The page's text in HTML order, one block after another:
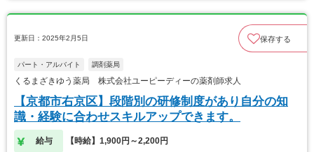
更新日：2025年2月5日 保存する
パート・アルバイト 調剤薬局
くるまざきゆう薬局 株式会社ユーピーディーの薬剤師求人
【京都市右京区】段階別の研修制度があり自分の知
識・経験に合わせスキルアップできます。
給与 【時給】1,900円～2,200円